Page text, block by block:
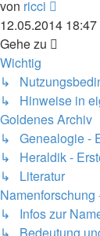
von ricci
Beitrag
12.05.2014 18:47
Gehe zu
Wichtig
↳
↳ Hinweise in
Goldenes Archiv
↳ Genealogie -
↳ Heraldik -
↳ Literatur
↳ Infos zur